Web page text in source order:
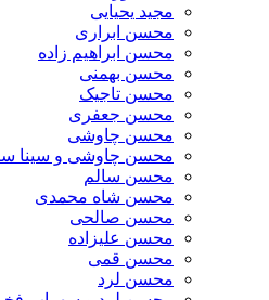
مجید یحیایی
محسن ابراری
محسن ابراهیم زاده
محسن بهمنی
محسن تاجیک
محسن جعفری
محسن چاوشی
محسن چاوشی و سینا
محسن سالم
محسن شاه محمدی
محسن صالحی
محسن علیزاده
محسن قمی
محسن لرد